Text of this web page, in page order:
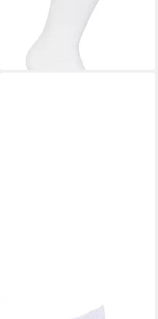
Sportsocken, flache
Zehennaht
(2,00 €/ 1 Paar)
Tennissocken F-Box